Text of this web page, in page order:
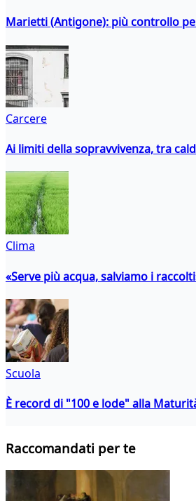
Marietti (Antigone): più controllo
Carcere
Ai limiti della sopravvivenza, tra
Clima
«Serve più acqua, salviamo i
Scuola
È record di "100 e lode" alla
Raccomandati per te